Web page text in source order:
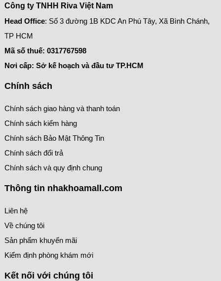
Công ty TNHH Riva Việt Nam
Head Office: Số 3 đường 1B KDC An Phú Tây, Xã Bình Chánh,
TP HCM
Mã số thuế: 0317767598
Nơi cấp: Sở kế hoạch và đầu tư TP.HCM
Chính sách
Chính sách giao hàng và thanh toán
Chính sách kiểm hàng
Chính sách Bảo Mật Thông Tin
Chính sách đổi trả
Chính sách và quy định chung
Thông tin nhakhoamall.com
Liên hệ
Về chúng tôi
Sản phẩm khuyến mãi
Kiểm định phòng khám mới
Kết nối với chúng tôi